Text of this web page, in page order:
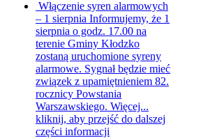
Włączenie syren alarmowych
– 1 sierpnia Informujemy, że 1
sierpnia o godz. 17.00 na
terenie Gminy Kłodzko
zostaną uruchomione syreny
alarmowe. Sygnał będzie mieć
związek z upamiętnieniem 82.
rocznicy Powstania
Warszawskiego. Więcej...
kliknij, aby przejść do dalszej
części informacji